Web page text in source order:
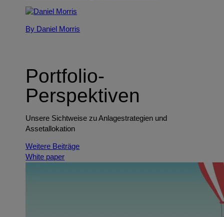
By Daniel Morris
Portfolio-
Perspektiven
Unsere Sichtweise zu Anlagestrategien und
Assetallokation
Weitere Beiträge
White paper